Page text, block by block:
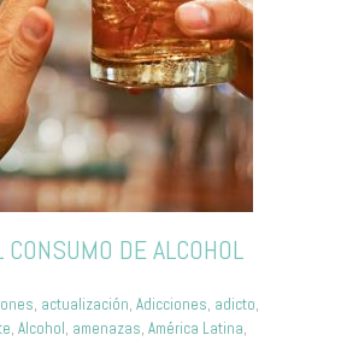
CONSUMO DE ALCOHOL
, actualización, Adicciones, adicto,
, Alcohol, amenazas, América Latina,